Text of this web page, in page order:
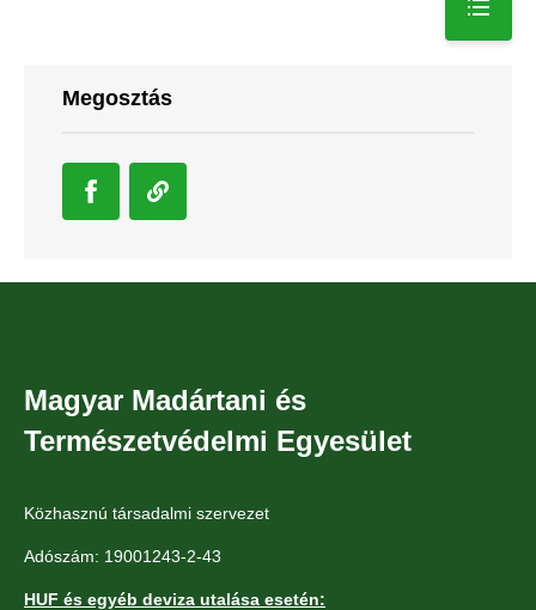
Megosztás
Magyar Madártani és
Természetvédelmi Egyesület
Közhasznú társadalmi szervezet
Adószám: 19001243-2-43
HUF és egyéb deviza utalása esetén: